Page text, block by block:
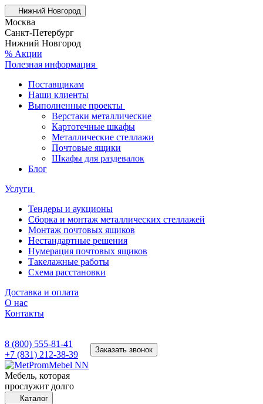
Нижний Новгород
Москва
Санкт-Петербург
Нижний Новгород
% Акции
Полезная информация
Поставщикам
Наши клиенты
Выполненные проекты
Верстаки металлические
Картотечные шкафы
Металлические стеллажи
Почтовые ящики
Шкафы для раздевалок
Блог
Услуги
Тендеры и аукционы
Сборка и монтаж металлических стеллажей
Монтаж почтовых ящиков
Нестандартные решения
Нумерация почтовых ящиков
Такелажные работы
Схема расстановки
Доставка и оплата
О нас
Контакты
8 (800) 555-81-41
+7 (831) 212-38-39
Заказать звонок
Мебель, которая
прослужит долго
Каталог